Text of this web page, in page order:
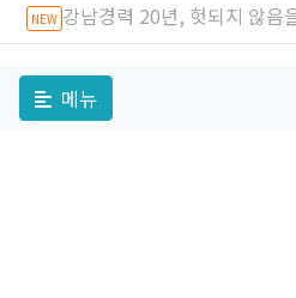
NEW 강남경력 20년, 헛되지 않음
메뉴